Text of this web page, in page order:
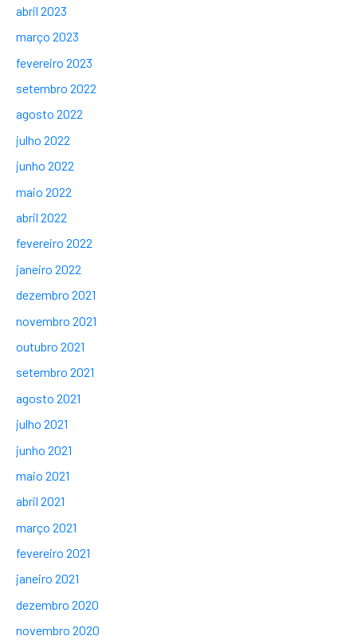
abril 2023
março 2023
fevereiro 2023
setembro 2022
agosto 2022
julho 2022
junho 2022
maio 2022
abril 2022
fevereiro 2022
janeiro 2022
dezembro 2021
novembro 2021
outubro 2021
setembro 2021
agosto 2021
julho 2021
junho 2021
maio 2021
abril 2021
março 2021
fevereiro 2021
janeiro 2021
dezembro 2020
novembro 2020